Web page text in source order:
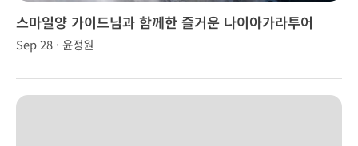
스마일양 가이드님과 함께한 즐거운 나이아가라투어
Sep 28 · 윤정원